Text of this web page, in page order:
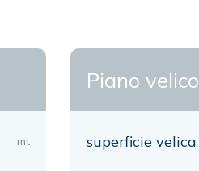
mt
Piano velico
superficie velica